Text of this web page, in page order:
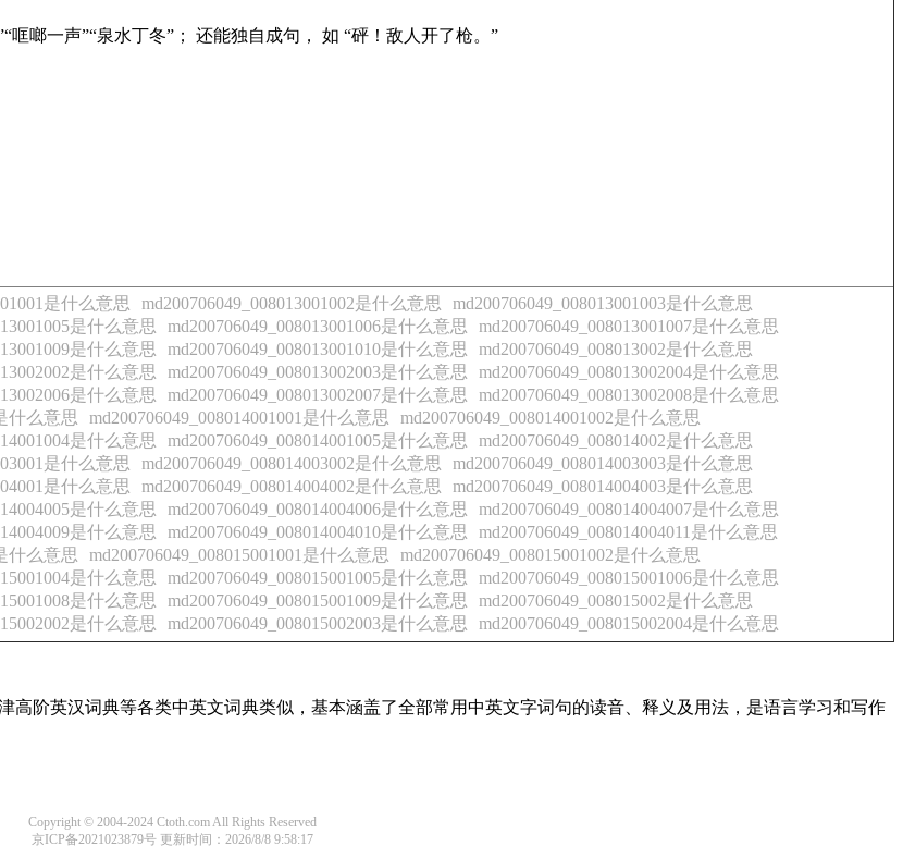
啷一声”“泉水丁冬”； 还能独自成句， 如 “砰！敌人开了枪。”
是什么意思 md200706049_008013001002是什么意思
md200706049_008013001003是什么意思
是什么意思 md200706049_008013001006是什么意思
md200706049_008013001007是什么意思
是什么意思 md200706049_008013001010是什么意思
md200706049_008013002是什么意思
是什么意思 md200706049_008013002003是什么意思
md200706049_008013002004是什么意思
是什么意思 md200706049_008013002007是什么意思
md200706049_008013002008是什么意思
什么意思 md200706049_008014001001是什么意思
md200706049_008014001002是什么意思
是什么意思 md200706049_008014001005是什么意思
md200706049_008014002是什么意思
是什么意思 md200706049_008014003002是什么意思
md200706049_008014003003是什么意思
是什么意思 md200706049_008014004002是什么意思
md200706049_008014004003是什么意思
是什么意思 md200706049_008014004006是什么意思
md200706049_008014004007是什么意思
是什么意思 md200706049_008014004010是什么意思
md200706049_008014004011是什么意思
什么意思 md200706049_008015001001是什么意思
md200706049_008015001002是什么意思
是什么意思 md200706049_008015001005是什么意思
md200706049_008015001006是什么意思
是什么意思 md200706049_008015001009是什么意思
md200706049_008015002是什么意思
是什么意思 md200706049_008015002003是什么意思 md200706049_008015002004是什么意思
高阶英汉词典等各类中英文词典类似，基本涵盖了全部常用中英文字词句的读音、释义及用法，是语言学习和写作
Copyright © 2004-2024 Ctoth.com All Rights Reserved
京ICP备2021023879号 更新时间：2026/8/8 9:58:17